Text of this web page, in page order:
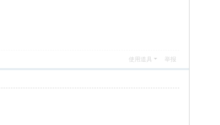
使用道具 举报